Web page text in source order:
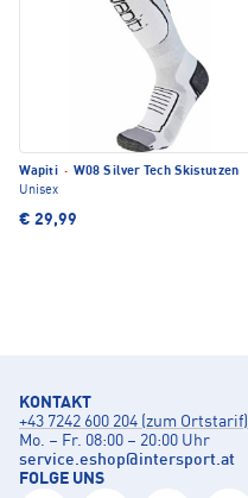
Wapiti · W08 Silver Tech Skistutzen
Unisex
€ 29,99
KONTAKT
+43 7242 600 204 (zum Ortstarif)
Mo. – Fr. 08:00 – 20:00 Uhr
service.eshop@intersport.at
FOLGE UNS